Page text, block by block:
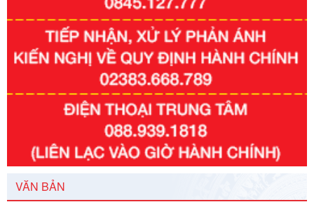
VĂN BẢN
Số kí hiệu: 351/2025/NĐ-CP
Tên: Nghị định số 351/2025/NĐ-CP của Chính phủ: Quy
Ngày ban hành: 29/12/2026